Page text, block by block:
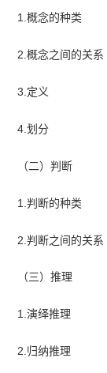
1.概念的种类
2.概念之间的关系
3.定义
4.划分
（二）判断
1.判断的种类
2.判断之间的关系
（三）推理
1.演绎推理
2.归纳推理